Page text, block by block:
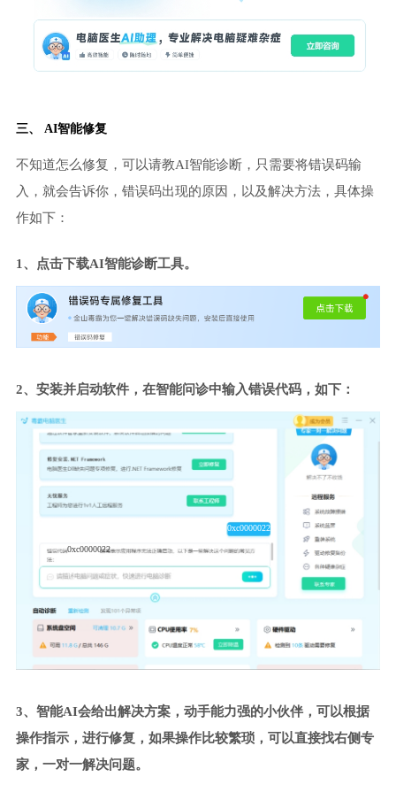
三、 AI智能修复
不知道怎么修复，可以请教AI智能诊断，只需要将错误码输
入，就会告诉你，错误码出现的原因，以及解决方法，具体操
作如下：
1、点击下载AI智能诊断工具。
2、安装并启动软件，在智能问诊中输入错误代码，如下：
0xc0000022
0xc0000022
3、智能AI会给出解决方案，动手能力强的小伙伴，可以根据
操作指示，进行修复，如果操作比较繁琐，可以直接找右侧专
家，一对一解决问题。